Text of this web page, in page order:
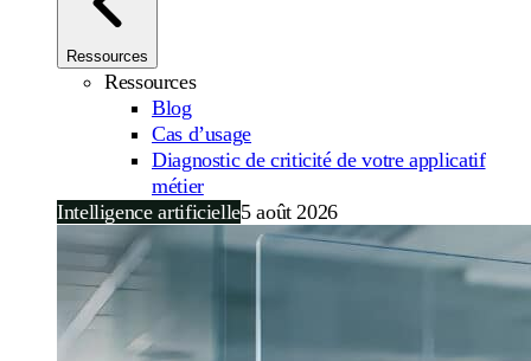
Ressources
Ressources
Blog
Cas d’usage
Diagnostic de criticité de votre applicatif
métier
Intelligence artificielle5 août 2026